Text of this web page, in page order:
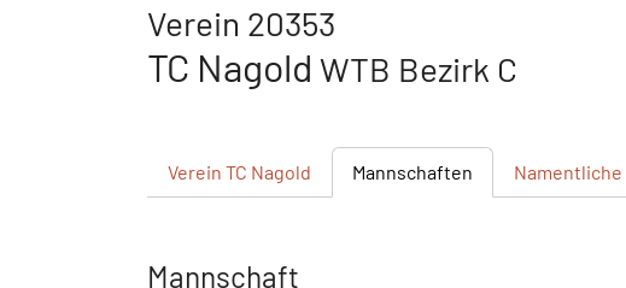
Verein 20353
TC Nagold WTB Bezirk C
Verein TC Nagold Mannschaften Namentliche
Mannschaft